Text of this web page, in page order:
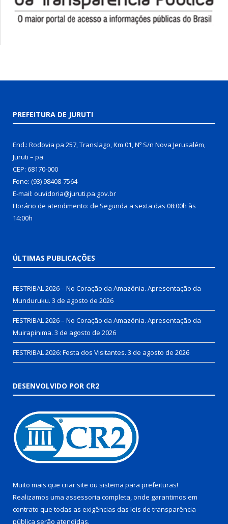
PREFEITURA DE JURUTI
End.: Rodovia pa 257, Translago, Km 01, Nº S/n Nova Jerusalém,
Juruti – pa
CEP: 68170-000
Fone: (93) 98408-7564
E-mail: ouvidoria@juruti.pa.gov.br
Horário de atendimento: de Segunda a sexta das 08:00h às
14:00h
ÚLTIMAS PUBLICAÇÕES
FESTRIBAL 2026 – No Coração da Amazônia. Apresentação da
Munduruku. 3 de agosto de 2026
FESTRIBAL 2026 – No Coração da Amazônia. Apresentação da
Muirapinima. 3 de agosto de 2026
FESTRIBAL 2026: Festa dos Visitantes. 3 de agosto de 2026
DESENVOLVIDO POR CR2
Muito mais que criar site ou sistema para prefeituras!
Realizamos uma assessoria completa, onde garantimos em
contrato que todas as exigências das leis de transparência
pública serão atendidas.